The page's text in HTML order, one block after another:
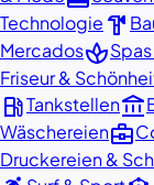
Technologie hardware
Mercadosspa
Friseur &
local_gas_stationTankstellenaccount_balance
Wäschereienbusiness_center
Druckereien &